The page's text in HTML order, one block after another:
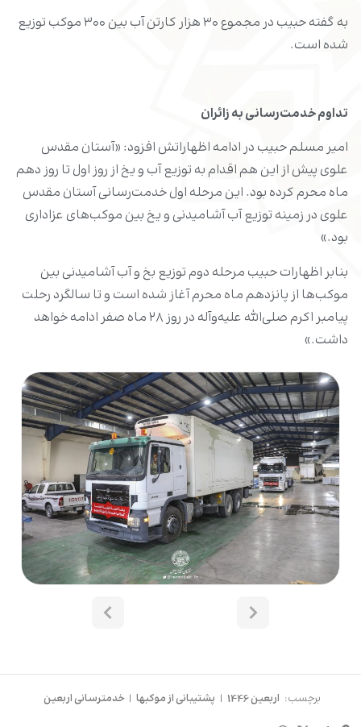
به گفته حبیب در مجموع ۳۰ هزار کارتن آب بین ۳۰۰ موکب توزیع
شده است.
تداوم خدمت‌رسانی به زائران
امیر مسلم حبیب در ادامه اظهاراتش افزود: «آستان مقدس
علوی پیش از این هم اقدام به توزیع آب و یخ از روز اول تا روز دهم
ماه محرم کرده بود. این مرحله اول خدمت‌رسانی آستان مقدس
علوی در زمینه توزیع آب آشامیدنی و یخ بین موکب‌های عزاداری
بود.»
بنابر اظهارات حبیب مرحله دوم توزیع بخ و آب آشامیدنی بین
موکب‌ها از پانزدهم ماه محرم آغاز شده است و تا سالگرد رحلت
پیامبر اکرم صلی‌الله علیه‌وآله در روز ۲۸ ماه صفر ادامه خواهد
داشت.»
برچسب: اربعین 1446 | پشتیبانی از موکبها | خدمترسانی اربعین